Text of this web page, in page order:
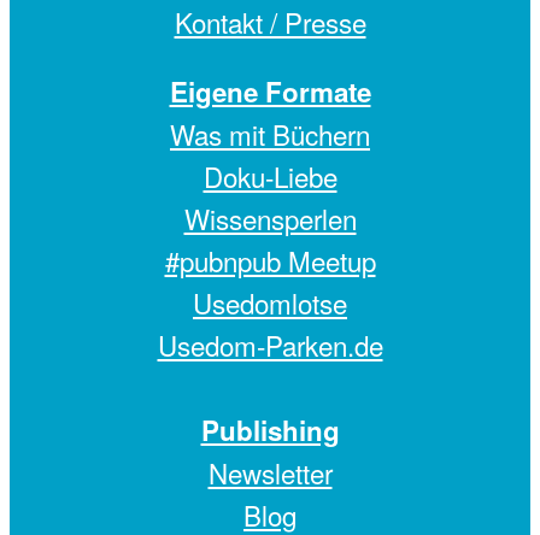
Kontakt / Presse
Eigene Formate
Was mit Büchern
Doku-Liebe
Wissensperlen
#pubnpub Meetup
Usedomlotse
Usedom-Parken.de
Publishing
Newsletter
Blog